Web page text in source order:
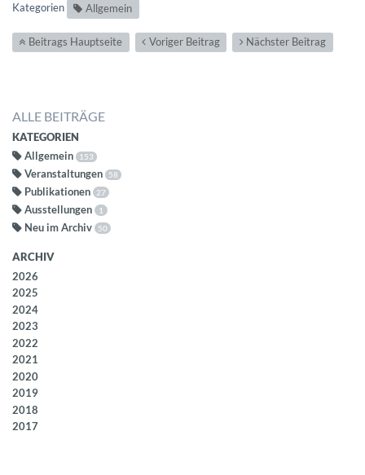
Kategorien Allgemein
Beitrags Hauptseite Voriger Beitrag Nächster Beitrag
ALLE BEITRÄGE
KATEGORIEN
Allgemein 153
Veranstaltungen 58
Publikationen 27
Ausstellungen 1
Neu im Archiv 50
ARCHIV
2026
2025
2024
2023
2022
2021
2020
2019
2018
2017